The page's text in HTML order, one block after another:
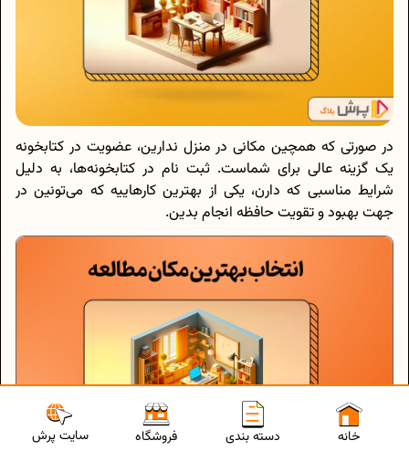
در صورتی که همچین مکانی در منزل ندارین، عضویت در کتابخونه
یک گزینه عالی برای شماست. ثبت نام در کتابخونه‌ها، به دلیل
شرایط مناسبی که دارن، یکی از بهترین کارهاییه که می‌تونین در
جهت بهبود و تقویت حافظه انجام بدین.
سایت پرش فروشگاه دسته بندی خانه